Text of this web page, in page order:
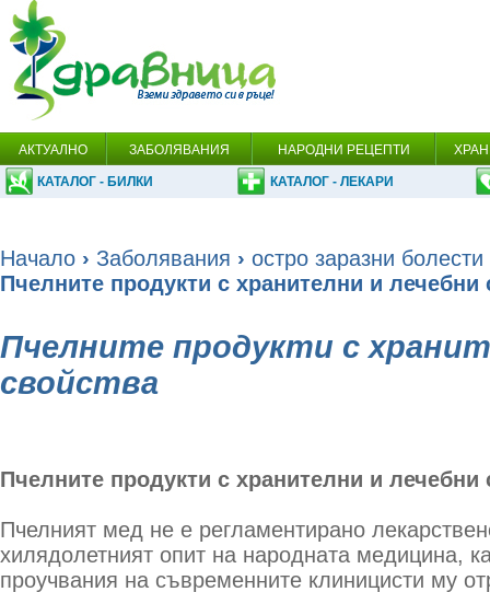
АКТУАЛНО ЗАБОЛЯВАНИЯ НАРОДНИ РЕЦЕПТИ
КАТАЛОГ - БИЛКИ КАТАЛОГ - ЛЕКАРИ
Начало › Заболявания › остро заразни болести
Пчелните продукти с хранителни и лечебни
Пчелните продукти с
свойства
Пчелните продукти с хранителни и лечебни
Пчелният мед не е регламентирано
хилядолетният опит на народната медицина,
проучвания на съвременните клиницисти му